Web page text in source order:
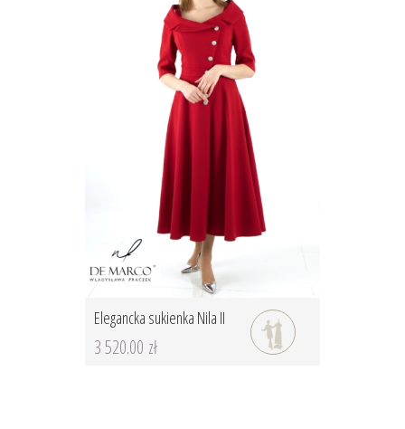
Elegancka sukienka Nila II
3 520.00 zł